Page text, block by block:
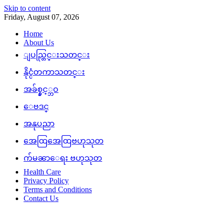
Skip to content
Friday, August 07, 2026
Home
About Us
ျပည္တြင္းသတင္း
နိုင္ငံတကာသတင္း
အခ်စ္နွင့္ဘဝ
ေဗဒင္
အနုပညာ
အေထြအေထြဗဟုသုတ
က်မၼာေရး ဗဟုသုတ
Health Care
Privacy Policy
Terms and Conditions
Contact Us